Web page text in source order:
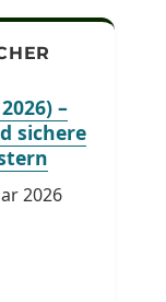
–
sichere
2026